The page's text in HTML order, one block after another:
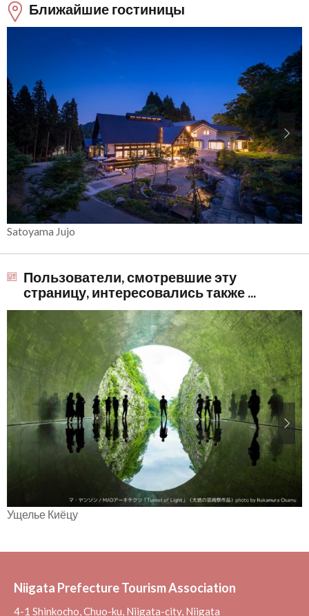
Ближайшие гостиницы
Satoyama Jujo
Пользователи, смотревшие эту
страницу, интересовались также ...
Ущелье Киёцу
Niigata Prefecture Tourism Association
4-1 Shinkocho, Chuo-ku, Niigata-city, Niigata